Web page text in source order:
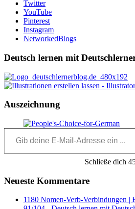
Twitter
YouTube
Pinterest
Instagram
NetworkedBlogs
Deutsch lernen mit
Auszeichnung
Gib deine E-Mail-Adresse ein ...
Schließe dich
Neueste Kommentare
1180 Nomen-Verb-Verbindungen |